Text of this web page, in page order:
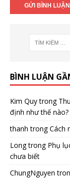
BÌNH LUẬN
Kim Quytrong
định như thế nào?
thanh trongCách
Longtrong Phụ
chưa biết
ChungNguyen